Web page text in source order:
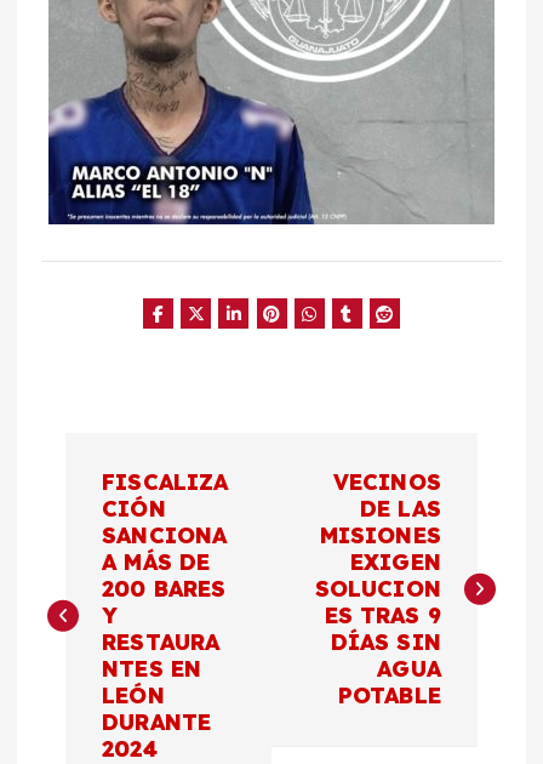
e
FISCALIZA
CIÓN
SANCIONA
A MÁS DE
200 BARES
Y
RESTAURA
NTES EN
LEÓN
DURANTE
2024
VECINOS
DE LAS
MISIONES
EXIGEN
SOLUCION
ES TRAS 9
DÍAS SIN
AGUA
POTABLE